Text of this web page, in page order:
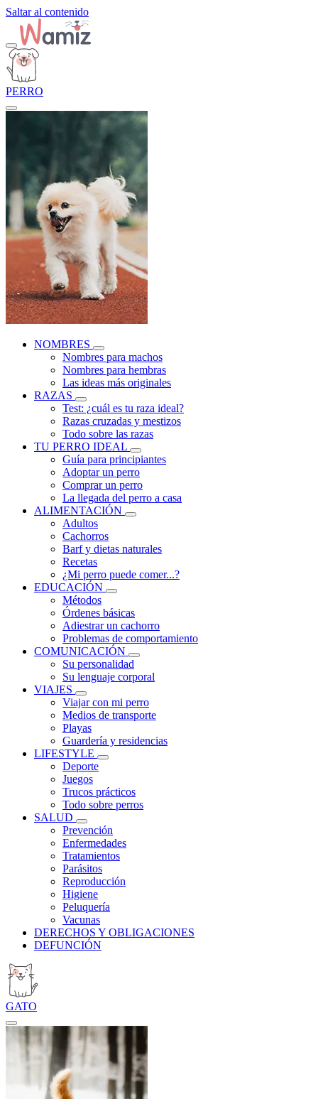
Saltar al contenido
PERRO
NOMBRES
Nombres para machos
Nombres para hembras
Las ideas más originales
RAZAS
Test: ¿cuál es tu raza ideal?
Razas cruzadas y mestizos
Todo sobre las razas
TU PERRO IDEAL
Guía para principiantes
Adoptar un perro
Comprar un perro
La llegada del perro a casa
ALIMENTACIÓN
Adultos
Cachorros
Barf y dietas naturales
Recetas
¿Mi perro puede comer...?
EDUCACIÓN
Métodos
Órdenes básicas
Adiestrar un cachorro
Problemas de comportamiento
COMUNICACIÓN
Su personalidad
Su lenguaje corporal
VIAJES
Viajar con mi perro
Medios de transporte
Playas
Guardería y residencias
LIFESTYLE
Deporte
Juegos
Trucos prácticos
Todo sobre perros
SALUD
Prevención
Enfermedades
Tratamientos
Parásitos
Reproducción
Higiene
Peluquería
Vacunas
DERECHOS Y OBLIGACIONES
DEFUNCIÓN
GATO